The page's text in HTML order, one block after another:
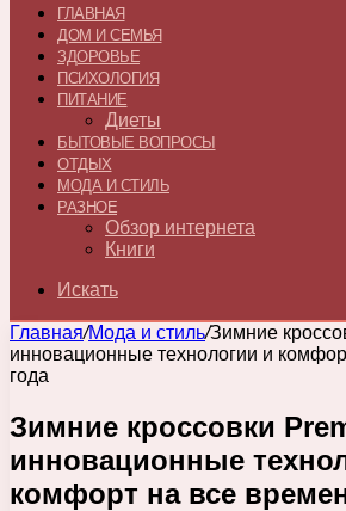
ГЛАВНАЯ
ДОМ И СЕМЬЯ
ЗДОРОВЬЕ
ПСИХОЛОГИЯ
ПИТАНИЕ
Диеты
БЫТОВЫЕ ВОПРОСЫ
ОТДЫХ
МОДА И СТИЛЬ
РАЗНОЕ
Обзор интернета
Книги
Искать
Главная/Мода и стиль/Зимние
инновационные технологии и
года
Зимние кроссовки
инновационные
комфорт на все